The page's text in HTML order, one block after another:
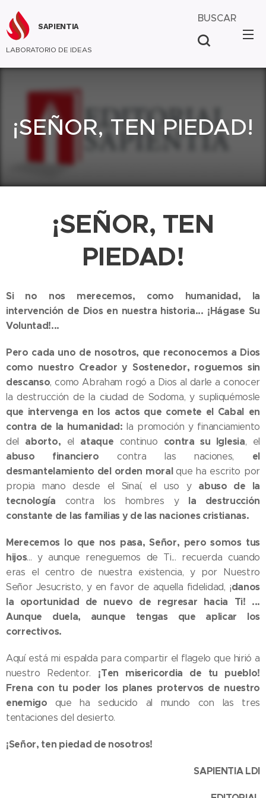
SAPIENTIA
LABORATORIO DE IDEAS
BUSCAR
¡SEÑOR, TEN PIEDAD!
¡SEÑOR, TEN
PIEDAD!
Si no nos merecemos, como humanidad, la
intervención de Dios en nuestra historia... ¡Hágase Su
Voluntad!...
Pero cada uno de nosotros, que reconocemos a Dios
como nuestro Creador y Sostenedor, roguemos sin
descanso, como Abraham rogó a Dios al darle a conocer
la destrucción de la ciudad de Sodoma, y supliquémosle
que intervenga en los actos que comete el Cabal en
contra de la humanidad: la promoción y financiamiento
del aborto, el ataque continuo contra su Iglesia, el
abuso financiero contra las naciones, el
desmantelamiento del orden moralque ha escrito por
propia mano desde el Sinaí, el uso y abuso de la
tecnología contra los hombres y la destrucción
constante de las familias y de las naciones cristianas.
Merecemos lo que nos pasa, Señor, pero somos tus
hijos... y aunque reneguemos de Ti... recuerda cuando
eras el centro de nuestra existencia, y por Nuestro
Señor Jesucristo, y en favor de aquella fidelidad, ¡danos
la oportunidad de nuevo de regresar hacia Ti! ...
Aunque duela, aunque tengas que aplicar los
correctivos.
Aquí está mi espalda para compartir el flagelo que hirió a
nuestro Redentor. ¡Ten misericordia de tu pueblo!
Frena con tu poder los planes protervos de nuestro
enemigo que ha seducido al mundo con las tres
tentaciones del desierto.
¡Señor, ten piedad de nosotros!
SAPIENTIA LDI